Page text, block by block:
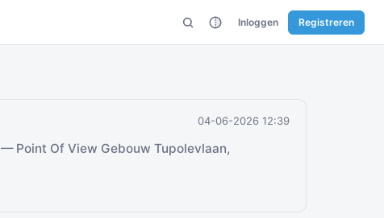
Inloggen Registreren
04-06-2026 12:39
— Point Of View Gebouw Tupolevlaan,